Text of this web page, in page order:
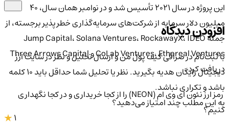
این پروژه در سال 2021 تأسیس شد و در نوامبر همان سال، 40
میلیون دلار سرمایه از شرکت‌های سرمایه‌گذاری خطرپذیر برجسته، از
جمله Jump Capital، Solana Ventures، RockawayX، IDEO
CoLab Ventures، Ethereal Ventures و Three Arrows Capital
دریافت کرد.
رمز ارز نئون ای وی ام (NEON) را از کجا خریداری و در کجا نگهداری
کنیم؟
افزودن دیدگاه
با ثبت‌نام در صرافی کیف پول من و ارسال تحلیل و نظر در سایت ارز
دیجیتال رایگان هدیه بگیرید. نظر یا تحلیل شما حداقل باید ۱۰ کلمه
باشد و تکراری نباشد.
به این مطلب چند امتیاز می‌دهید؟